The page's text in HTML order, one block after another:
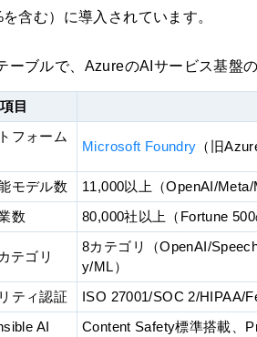
含む）に導入されています。
ーブルで、AzureのAIサービス基盤
項目
フォーム
Microsoft Foundry （旧
モデル数
11,000以上（OpenAI/
数
80,000社以上（Fortune 500
テゴリ
8カテゴリ（OpenAI/
y/ML）
ティ認証
ISO 27001/SOC 2/HIPAA/
AI
Content Safety標準搭載、